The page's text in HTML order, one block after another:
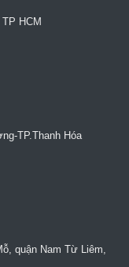
HCM
TP.Thanh Hóa
quận Nam Từ Liêm,